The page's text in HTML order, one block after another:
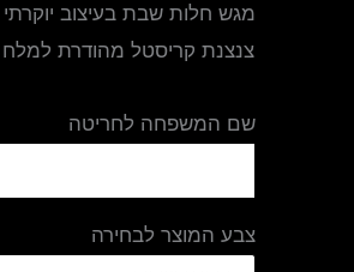
מגש חלות שבת בעיצוב
צנצנת קריסטל מהודרת למלח
שם המשפחה לחריטה
צבע המוצר לבחירה